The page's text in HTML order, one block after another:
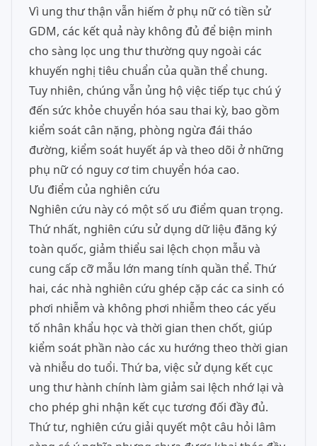
Vì ung thư thận vẫn hiếm ở phụ nữ có tiền sử
GDM, các kết quả này không đủ để biện minh
cho sàng lọc ung thư thường quy ngoài các
khuyến nghị tiêu chuẩn của quần thể chung.
Tuy nhiên, chúng vẫn ủng hộ việc tiếp tục chú ý
đến sức khỏe chuyển hóa sau thai kỳ, bao gồm
kiểm soát cân nặng, phòng ngừa đái tháo
đường, kiểm soát huyết áp và theo dõi ở những
phụ nữ có nguy cơ tim chuyển hóa cao.
Ưu điểm của nghiên cứu
Nghiên cứu này có một số ưu điểm quan trọng.
Thứ nhất, nghiên cứu sử dụng dữ liệu đăng ký
toàn quốc, giảm thiểu sai lệch chọn mẫu và
cung cấp cỡ mẫu lớn mang tính quần thể. Thứ
hai, các nhà nghiên cứu ghép cặp các ca sinh có
phơi nhiễm và không phơi nhiễm theo các yếu
tố nhân khẩu học và thời gian then chốt, giúp
kiểm soát phần nào các xu hướng theo thời gian
và nhiễu do tuổi. Thứ ba, việc sử dụng kết cục
ung thư hành chính làm giảm sai lệch nhớ lại và
cho phép ghi nhận kết cục tương đối đầy đủ.
Thứ tư, nghiên cứu giải quyết một câu hỏi lâm